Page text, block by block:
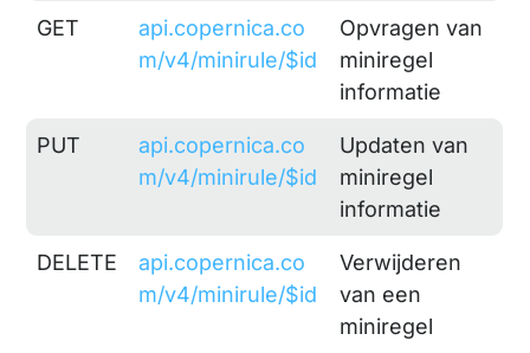
GET
api.copernica.co
m/v4/minirule/$id
Opvragen van
miniregel
informatie
PUT
api.copernica.co
m/v4/minirule/$id
Updaten van
miniregel
informatie
DELETE
api.copernica.co
m/v4/minirule/$id
Verwijderen
van een
miniregel